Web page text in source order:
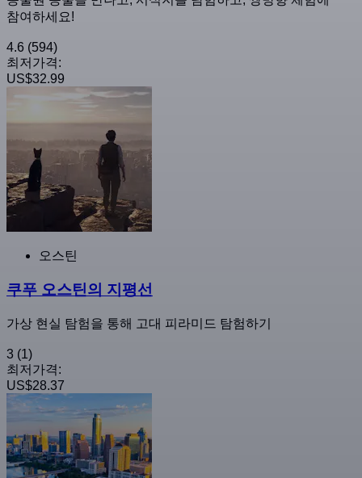
참여하세요!
4.6 (594)
최저가격:
US$32.99
오스틴
쿠푸 오스틴의 지평선
가상 현실 탐험을 통해 고대 피라미드 탐험하기
3 (1)
최저가격:
US$28.37